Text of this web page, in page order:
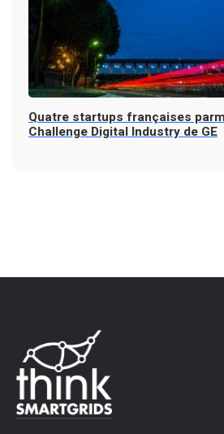
Quatre startups françaises
Challenge Digital Industry de GE